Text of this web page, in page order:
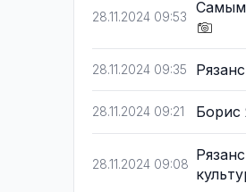
28.11.2024 09:53
Самым
28.11.2024 09:35
28.11.2024 09:21 Борис
28.11.2024 09:08